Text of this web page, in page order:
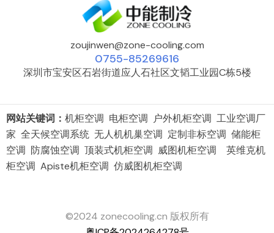
zoujinwen@zone-cooling.com
0755-85269616
深圳市宝安区石岩街道应人石社区文韬工业园C栋5楼
网站关键词： 机柜空调 电柜空调 户外机柜空调 工业空调厂
家 全天候空调系统 无人机机巢空调 定制非标空调 储能柜
空调 防腐蚀空调 顶装式机柜空调 威图机柜空调 英维克机
柜空调 Apiste机柜空调 仿威图机柜空调
©2024 zonecooling.cn 版权所有